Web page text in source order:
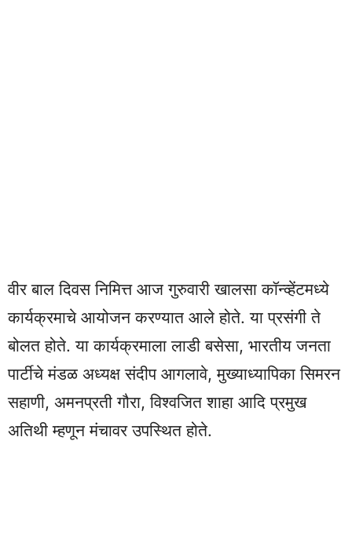
वीर बाल दिवस निमित्त आज गुरुवारी खालसा कॉन्व्हेंटमध्ये
कार्यक्रमाचे आयोजन करण्यात आले होते. या प्रसंगी ते
बोलत होते. या कार्यक्रमाला लाडी बसेसा, भारतीय जनता
पार्टीचे मंडळ अध्यक्ष संदीप आगलावे, मुख्याध्यापिका सिमरन
सहाणी, अमनप्रती गौरा, विश्वजित शाहा आदि प्रमुख
अतिथी म्हणून मंचावर उपस्थित होते.